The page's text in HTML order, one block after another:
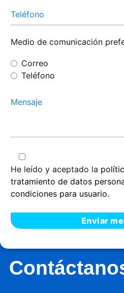
Medio de comunicación
Correo
Teléfono
He leído y aceptado la
tratamiento de datos
condiciones para usuario.